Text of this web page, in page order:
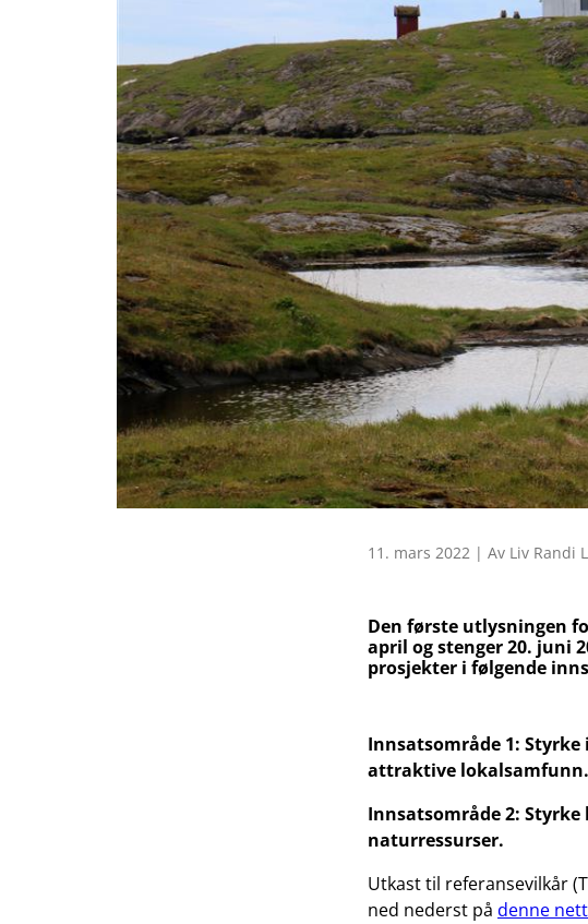
11. mars 2022 | Av Liv Randi
Den første utlysningen
april og stenger 20. juni
prosjekter i følgende
Innsatsområde 1: Styrke
attraktive lokalsamfunn.
Innsatsområde 2: Styrke
naturressurser.
Utkast til referansevilkår
ned nederst på denne